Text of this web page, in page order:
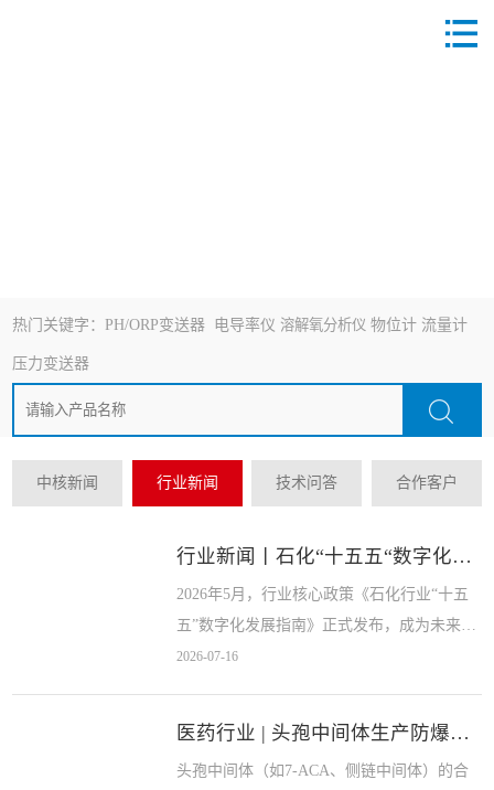
热门关键字：PH/ORP变送器 电导率仪 溶解氧分析仪 物位计 流量计
压力变送器
中核新闻 行业新闻 技术问答 合作客户
行业新闻丨石化“十五五“数字化新规落地，仪表...
2026年5月，行业核心政策《石化行业“十五
五”数字化发展指南》正式发布，成为未来五
年炼油、煤化工、精细化工、化工园区数字
2026-07-16
医药行业 | 头孢中间体生产防爆环境下防爆 ...
头孢中间体（如7-ACA、侧链中间体）的合